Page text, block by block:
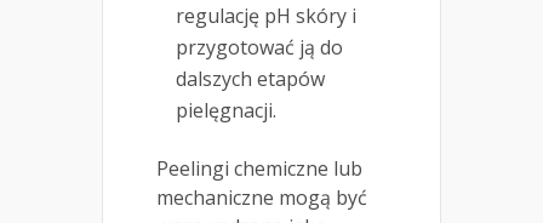
regulację pH skóry i
przygotować ją do
dalszych etapów
pielęgnacji.
Peelingi chemiczne lub
mechaniczne mogą być